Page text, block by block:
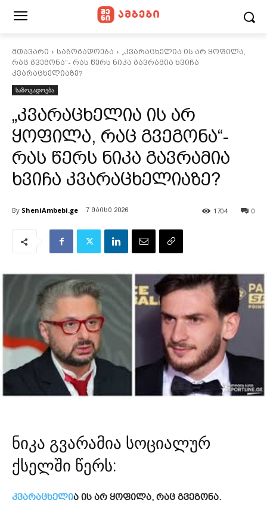
მთავარი საზოგადოება
„კვარაცხელია ის არ ყოფილა,
რაც გვეგონა“- რას წერს ნიკა გავრამია ხვიჩა
კვარაცხელიაზე?
საზოგადოება
„კვარაცხელია ის არ
ყოფილა, რაც გვეგონა“-
რას წერს ნიკა გავრამია
ხვიჩა კვარაცხელიაზე?
By SheniAmbebi.ge 7 მაისი 2026 0
1704
ნიკა გვარამია სოციალურ
ქსელში წერს:
კვარაცხელია ის არ ყოფილა, რაც გვეგონა.